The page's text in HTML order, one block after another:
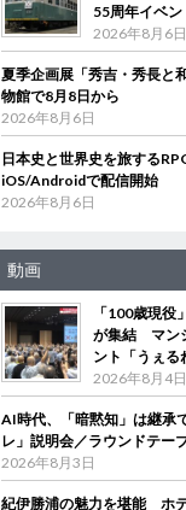
55周年イベ
2026年8月6日
夏季企画展「秀吉・秀長
物館で8月8日から
2026年8月6日
日本史と世界史を旅する
iOS/Androidで配信開始
2026年8月6日
動画
「100歳現役
が集結 マン
ント「うぇる
2026年8月4日
AI時代、「暗黙知」は継
レ」説明会／ラウンドテー
2026年8月3日
紀伊勝浦の魅力を堪能 ホ